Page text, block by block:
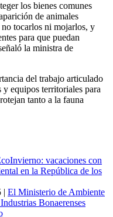
los bienes comunes
de animales
no tocarlos ni mojarlos, y
para que puedan
la ministra de
del trabajo articulado
y equipos territoriales para
tanto a la fauna
vacaciones con
en la República de los
| El Ministerio de Ambiente
Bonaerenses